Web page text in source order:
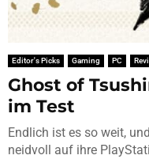
Editor's Picks Gaming PC
Ghost of
im Test
Endlich ist es so weit,
neidvoll auf ihre